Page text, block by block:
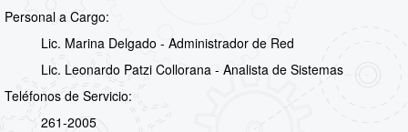
Personal a Cargo:
Lic. Marina Delgado - Administrador de Red
Lic. Leonardo Patzi Collorana - Analista de Sistemas
Teléfonos de Servicio:
261-2005